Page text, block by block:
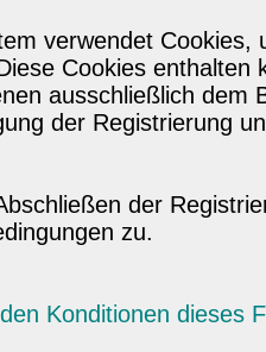
verwendet
Cookies enthalten
ausschließlich dem
der Registrierung
der
zu.
Konditionen dieses